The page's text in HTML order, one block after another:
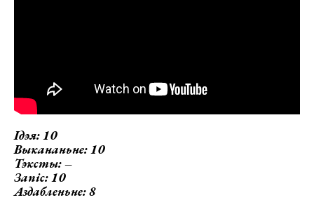
Ідэя: 10
Выкананьне: 10
Тэксты: –
Запіс: 10
Аздабленьне: 8